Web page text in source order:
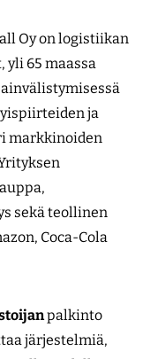
Oy on logistiikan
65 maassa
ja
markkinoiden
sekä teollinen
Coca-Cola
npalkinto
järjestelmiä,